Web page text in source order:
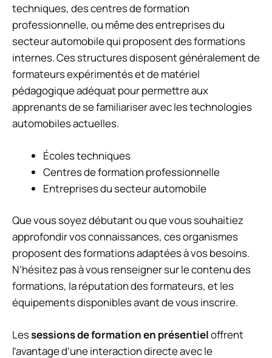
techniques, des centres de formation
professionnelle, ou même des entreprises du
secteur automobile qui proposent des formations
internes. Ces structures disposent généralement de
formateurs expérimentés et de matériel
pédagogique adéquat pour permettre aux
apprenants de se familiariser avec les technologies
automobiles actuelles.
Écoles techniques
Centres de formation professionnelle
Entreprises du secteur automobile
Que vous soyez débutant ou que vous souhaitiez
approfondir vos connaissances, ces organismes
proposent des formations adaptées à vos besoins.
N’hésitez pas à vous renseigner sur le contenu des
formations, la réputation des formateurs, et les
équipements disponibles avant de vous inscrire.
Lessessions de formation en présentieloffrent
l’avantage d’une interaction directe avec le